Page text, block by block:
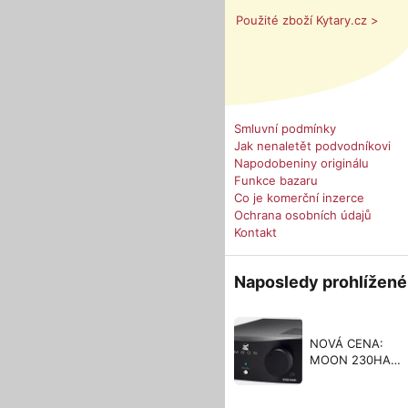
Použité zboží Kytary.cz >
Smluvní podmínky
Jak nenaletět podvodníkovi
Napodobeniny originálu
Funkce bazaru
Co je komerční inzerce
Ochrana osobních údajů
Kontakt
Naposledy prohlížené
NOVÁ CENA:
MOON 230HAD